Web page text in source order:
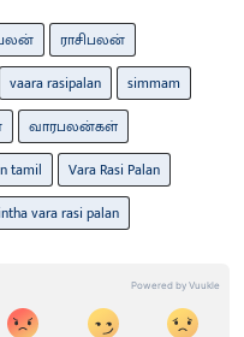
ராசிபலன்
vaara rasipalan
simmam
வாரபலன்கள்
tamil
Vara Rasi Palan
intha vara rasi palan